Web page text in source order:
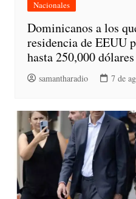
Nacionales
Dominicanos a los
residencia de EEUU
hasta 250,000 dólares
samantharadio 7 de